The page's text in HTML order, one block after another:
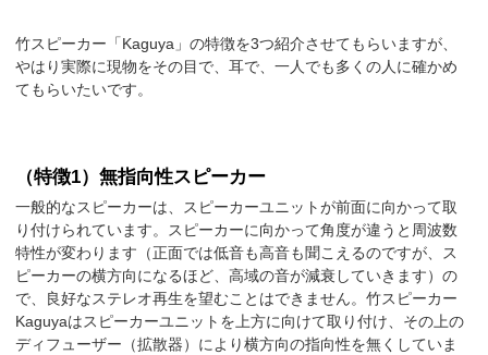
竹スピーカー「Kaguya」の特徴を3つ紹介させてもらいますが、
やはり実際に現物をその目で、耳で、一人でも多くの人に確かめ
てもらいたいです。
（特徴1）無指向性スピーカー
一般的なスピーカーは、スピーカーユニットが前面に向かって取
り付けられています。スピーカーに向かって角度が違うと周波数
特性が変わります（正面では低音も高音も聞こえるのですが、ス
ピーカーの横方向になるほど、高域の音が減衰していきます）の
で、良好なステレオ再生を望むことはできません。竹スピーカー
Kaguyaはスピーカーユニットを上方に向けて取り付け、その上の
ディフューザー（拡散器）により横方向の指向性を無くしていま